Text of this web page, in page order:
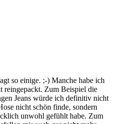
so einige. ;-) Manche habe ich
reingepackt. Zum Beispiel die
Jeans würde ich definitiv nicht
nicht schön finde, sondern
unwohl gefühlt habe. Zum